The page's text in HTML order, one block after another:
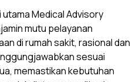
Medical Advisory
mutu pelayanan
di rumah sakit, rasional dan
sesuai
memastikan kebutuhan